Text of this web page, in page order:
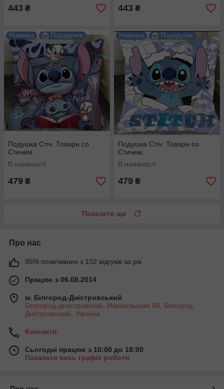
443 ₴ 443 ₴
Новинка Подарунок
Подушка Стіч. Товари со
Стичем.
В наявності
479 ₴
Новинка Подарунок
Подушка Стіч. Товари со
Стичем.
В наявності
479 ₴
Показати ще
Про нас
95% позитивних з 102 відгуків за рік
Працює з 06.08.2014
м. Білгород-Дністровський
Белгород-днестровский, Измаильская 56, Білгород-
Дністровський, Україна
Контакти
Сьогодні працює з 10:00 до 18:00
Показати весь графік роботи